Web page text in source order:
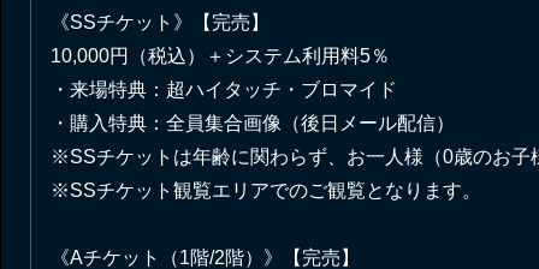
《SSチケット》【完売】
10,000円（税込）＋システム利用料5％
・来場特典：超ハイタッチ・ブロマイド
・購入特典：全員集合画像（後日メール配信）
※SSチケットは年齢に関わらず、お一人様（0歳のお
※SSチケット観覧エリアでのご観覧となります。
《Aチケット（1階/2階）》【完売】